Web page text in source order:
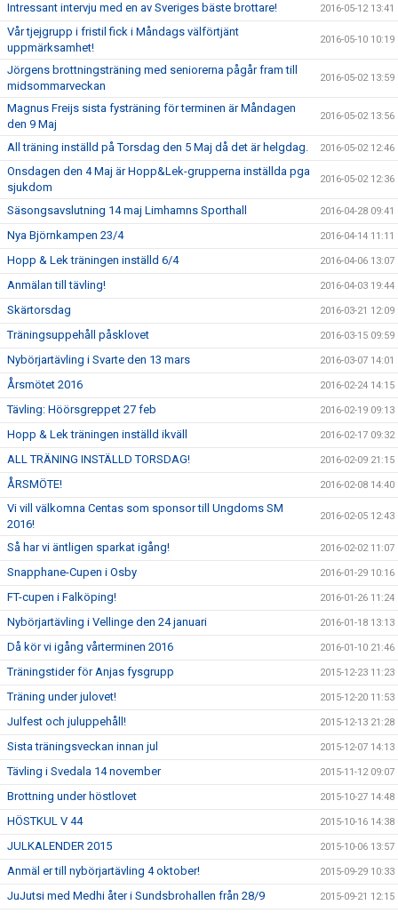
Intressant intervju med en av Sveriges bäste brottare! 2016-05-12 13:41
Vår tjejgrupp i fristil fick i Måndags välförtjänt
uppmärksamhet!
2016-05-10 10:19
Jörgens brottningsträning med seniorerna pågår fram till
midsommarveckan
2016-05-02 13:59
Magnus Freijs sista fysträning för terminen är Måndagen
den 9 Maj
2016-05-02 13:56
All träning inställd på Torsdag den 5 Maj då det är helgdag. 2016-05-02 12:46
Onsdagen den 4 Maj är Hopp&Lek-grupperna inställda pga
sjukdom
2016-05-02 12:36
Säsongsavslutning 14 maj Limhamns Sporthall 2016-04-28 09:41
Nya Björnkampen 23/4 2016-04-14 11:11
Hopp & Lek träningen inställd 6/4 2016-04-06 13:07
Anmälan till tävling! 2016-04-03 19:44
Skärtorsdag 2016-03-21 12:09
Träningsuppehåll påsklovet 2016-03-15 09:59
Nybörjartävling i Svarte den 13 mars 2016-03-07 14:01
Årsmötet 2016 2016-02-24 14:15
Tävling: Höörsgreppet 27 feb 2016-02-19 09:13
Hopp & Lek träningen inställd ikväll 2016-02-17 09:32
ALL TRÄNING INSTÄLLD TORSDAG! 2016-02-09 21:15
ÅRSMÖTE! 2016-02-08 14:40
Vi vill välkomna Centas som sponsor till Ungdoms SM
2016!
2016-02-05 12:43
Så har vi äntligen sparkat igång! 2016-02-02 11:07
Snapphane-Cupen i Osby 2016-01-29 10:16
FT-cupen i Falköping! 2016-01-26 11:24
Nybörjartävling i Vellinge den 24 januari 2016-01-18 13:13
Då kör vi igång vårterminen 2016 2016-01-10 21:46
Träningstider för Anjas fysgrupp 2015-12-23 11:23
Träning under julovet! 2015-12-20 11:53
Julfest och juluppehåll! 2015-12-13 21:28
Sista träningsveckan innan jul 2015-12-07 14:13
Tävling i Svedala 14 november 2015-11-12 09:07
Brottning under höstlovet 2015-10-27 14:48
HÖSTKUL V 44 2015-10-16 14:38
JULKALENDER 2015 2015-10-06 13:57
Anmäl er till nybörjartävling 4 oktober! 2015-09-29 10:33
JuJutsi med Medhi åter i Sundsbrohallen från 28/9 2015-09-21 12:15